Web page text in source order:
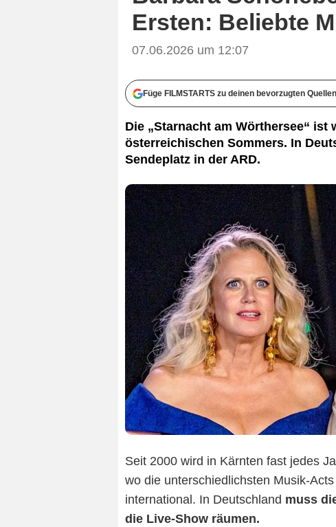
Ersten: Beliebte
07.06.2026 um 12:07
Füge FILMSTARTS zu deinen bevorzugten
Die „Starnacht am Wörthersee“ ist
österreichischen Sommers. In
Sendeplatz in der ARD.
Seit 2000 wird in Kärnten fast jedes
wo die unterschiedlichsten Musik-
international. In Deutschland muss
die Live-Show räumen.